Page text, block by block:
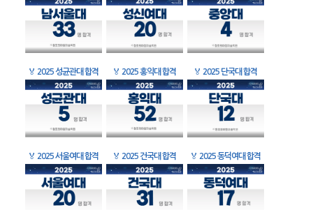
🏅 2025 성균관대 합격 🏅 2025 홍익대 합격 🏅 2025 단국대 합격
🏅 2025 서울여대 합격 🏅 2025 건국대 합격 🏅 2025 동덕여대 합격